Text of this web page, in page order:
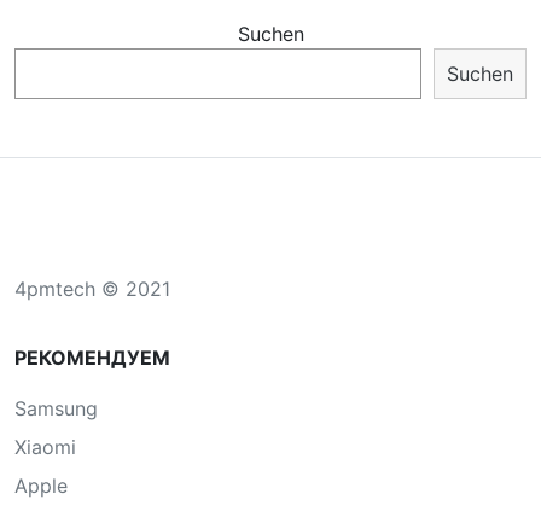
Suchen
Suchen
4pmtech © 2021
РЕКОМЕНДУЕМ
Samsung
Xiaomi
Apple